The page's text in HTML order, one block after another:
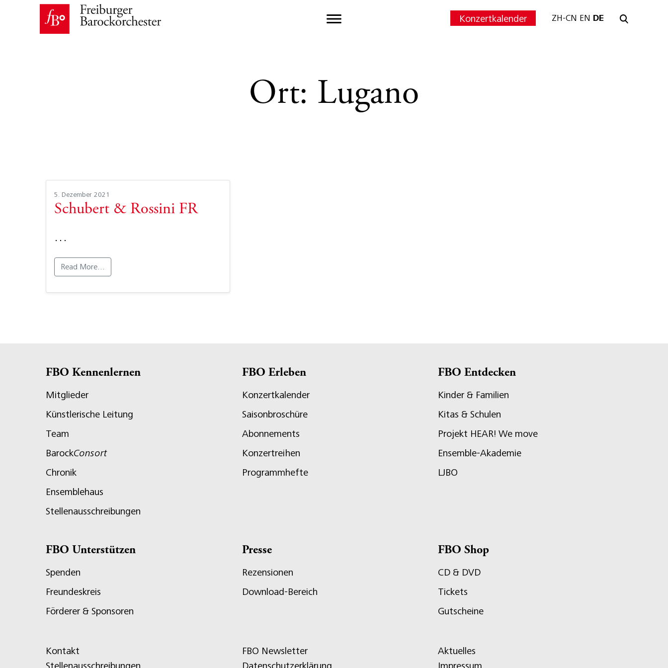
Konzertkalender ZH-CN EN DE
Ort: Lugano
5. Dezember 2021
Schubert & Rossini FR
…
Read More…
FBO Kennenlernen
Mitglieder
Künstlerische Leitung
Team
BarockConsort
Chronik
Ensemblehaus
Stellenausschreibungen
FBO Erleben
Konzertkalender
Saisonbroschüre
Abonnements
Konzertreihen
Programmhefte
FBO Entdecken
Kinder & Familien
Kitas & Schulen
Projekt HEAR! We move
Ensemble-Akademie
LJBO
FBO Unterstützen
Spenden
Freundeskreis
Förderer & Sponsoren
Presse
Rezensionen
Download-Bereich
FBO Shop
CD & DVD
Tickets
Gutscheine
Kontakt FBO Newsletter
Aktuelles